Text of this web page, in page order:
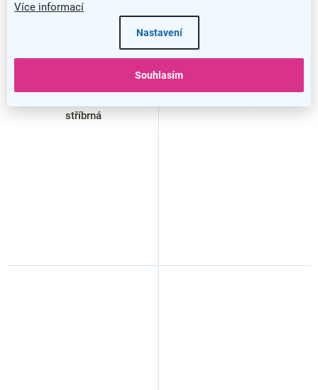
Více informací
Nastavení
Souhlasím
stříbrná